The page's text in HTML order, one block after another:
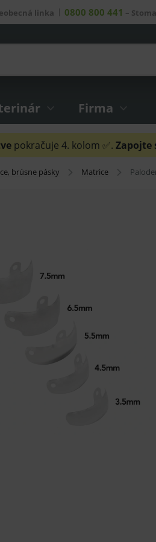
linka 0800 800 441 –
Firma
pokračuje 4. kolom ✅. Zapojte
brúsne pásky Matrice